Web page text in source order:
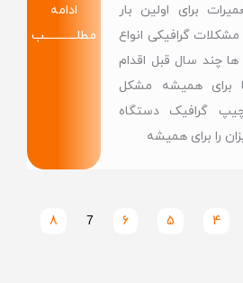
برای اولین بار
گرافیکی انواع
چند سال قبل اقدام
برای همیشه مشکل
گرافیک دستگاه
را برای همیشه
ادامه
مطلــــــــــــب
4
5
6
7
8